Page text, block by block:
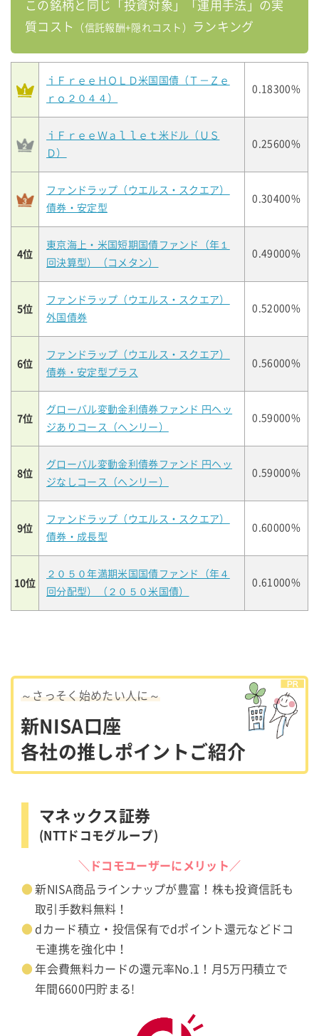
この銘柄と同じ「投資対象」「運用手法」の実
質コスト
（信託報酬+隠れコスト） ランキング
ｉＦｒｅｅＨＯＬＤ米国国債（Ｔ－Ｚｅ
ｒｏ２０４４）
0.18300%
ｉＦｒｅｅＷａｌｌｅｔ米ドル（ＵＳ
Ｄ）
0.25600%
ファンドラップ（ウエルス・スクエア）
債券・安定型
0.30400%
4位
東京海上・米国短期国債ファンド（年１
回決算型）（コメタン）
0.49000%
5位
ファンドラップ（ウエルス・スクエア）
外国債券
0.52000%
6位
ファンドラップ（ウエルス・スクエア）
債券・安定型プラス
0.56000%
7位
グローバル変動金利債券ファンド 円ヘッ
ジありコース（ヘンリー）
0.59000%
8位
グローバル変動金利債券ファンド 円ヘッ
ジなしコース（ヘンリー）
0.59000%
9位
ファンドラップ（ウエルス・スクエア）
債券・成長型
0.60000%
10位
２０５０年満期米国国債ファンド（年４
回分配型）（２０５０米国債）
0.61000%
～さっそく始めたい人に～
新NISA口座
各社の推しポイントご紹介
マネックス証券
(NTTドコモグループ)
＼ドコモユーザーにメリット／
新NISA商品ラインナップが豊富！株も投資信託も
取引手数料無料！
dカード積立・投信保有でdポイント還元などドコ
モ連携を強化中！
年会費無料カードの還元率No.1！月5万円積立で
年間6600円貯まる!